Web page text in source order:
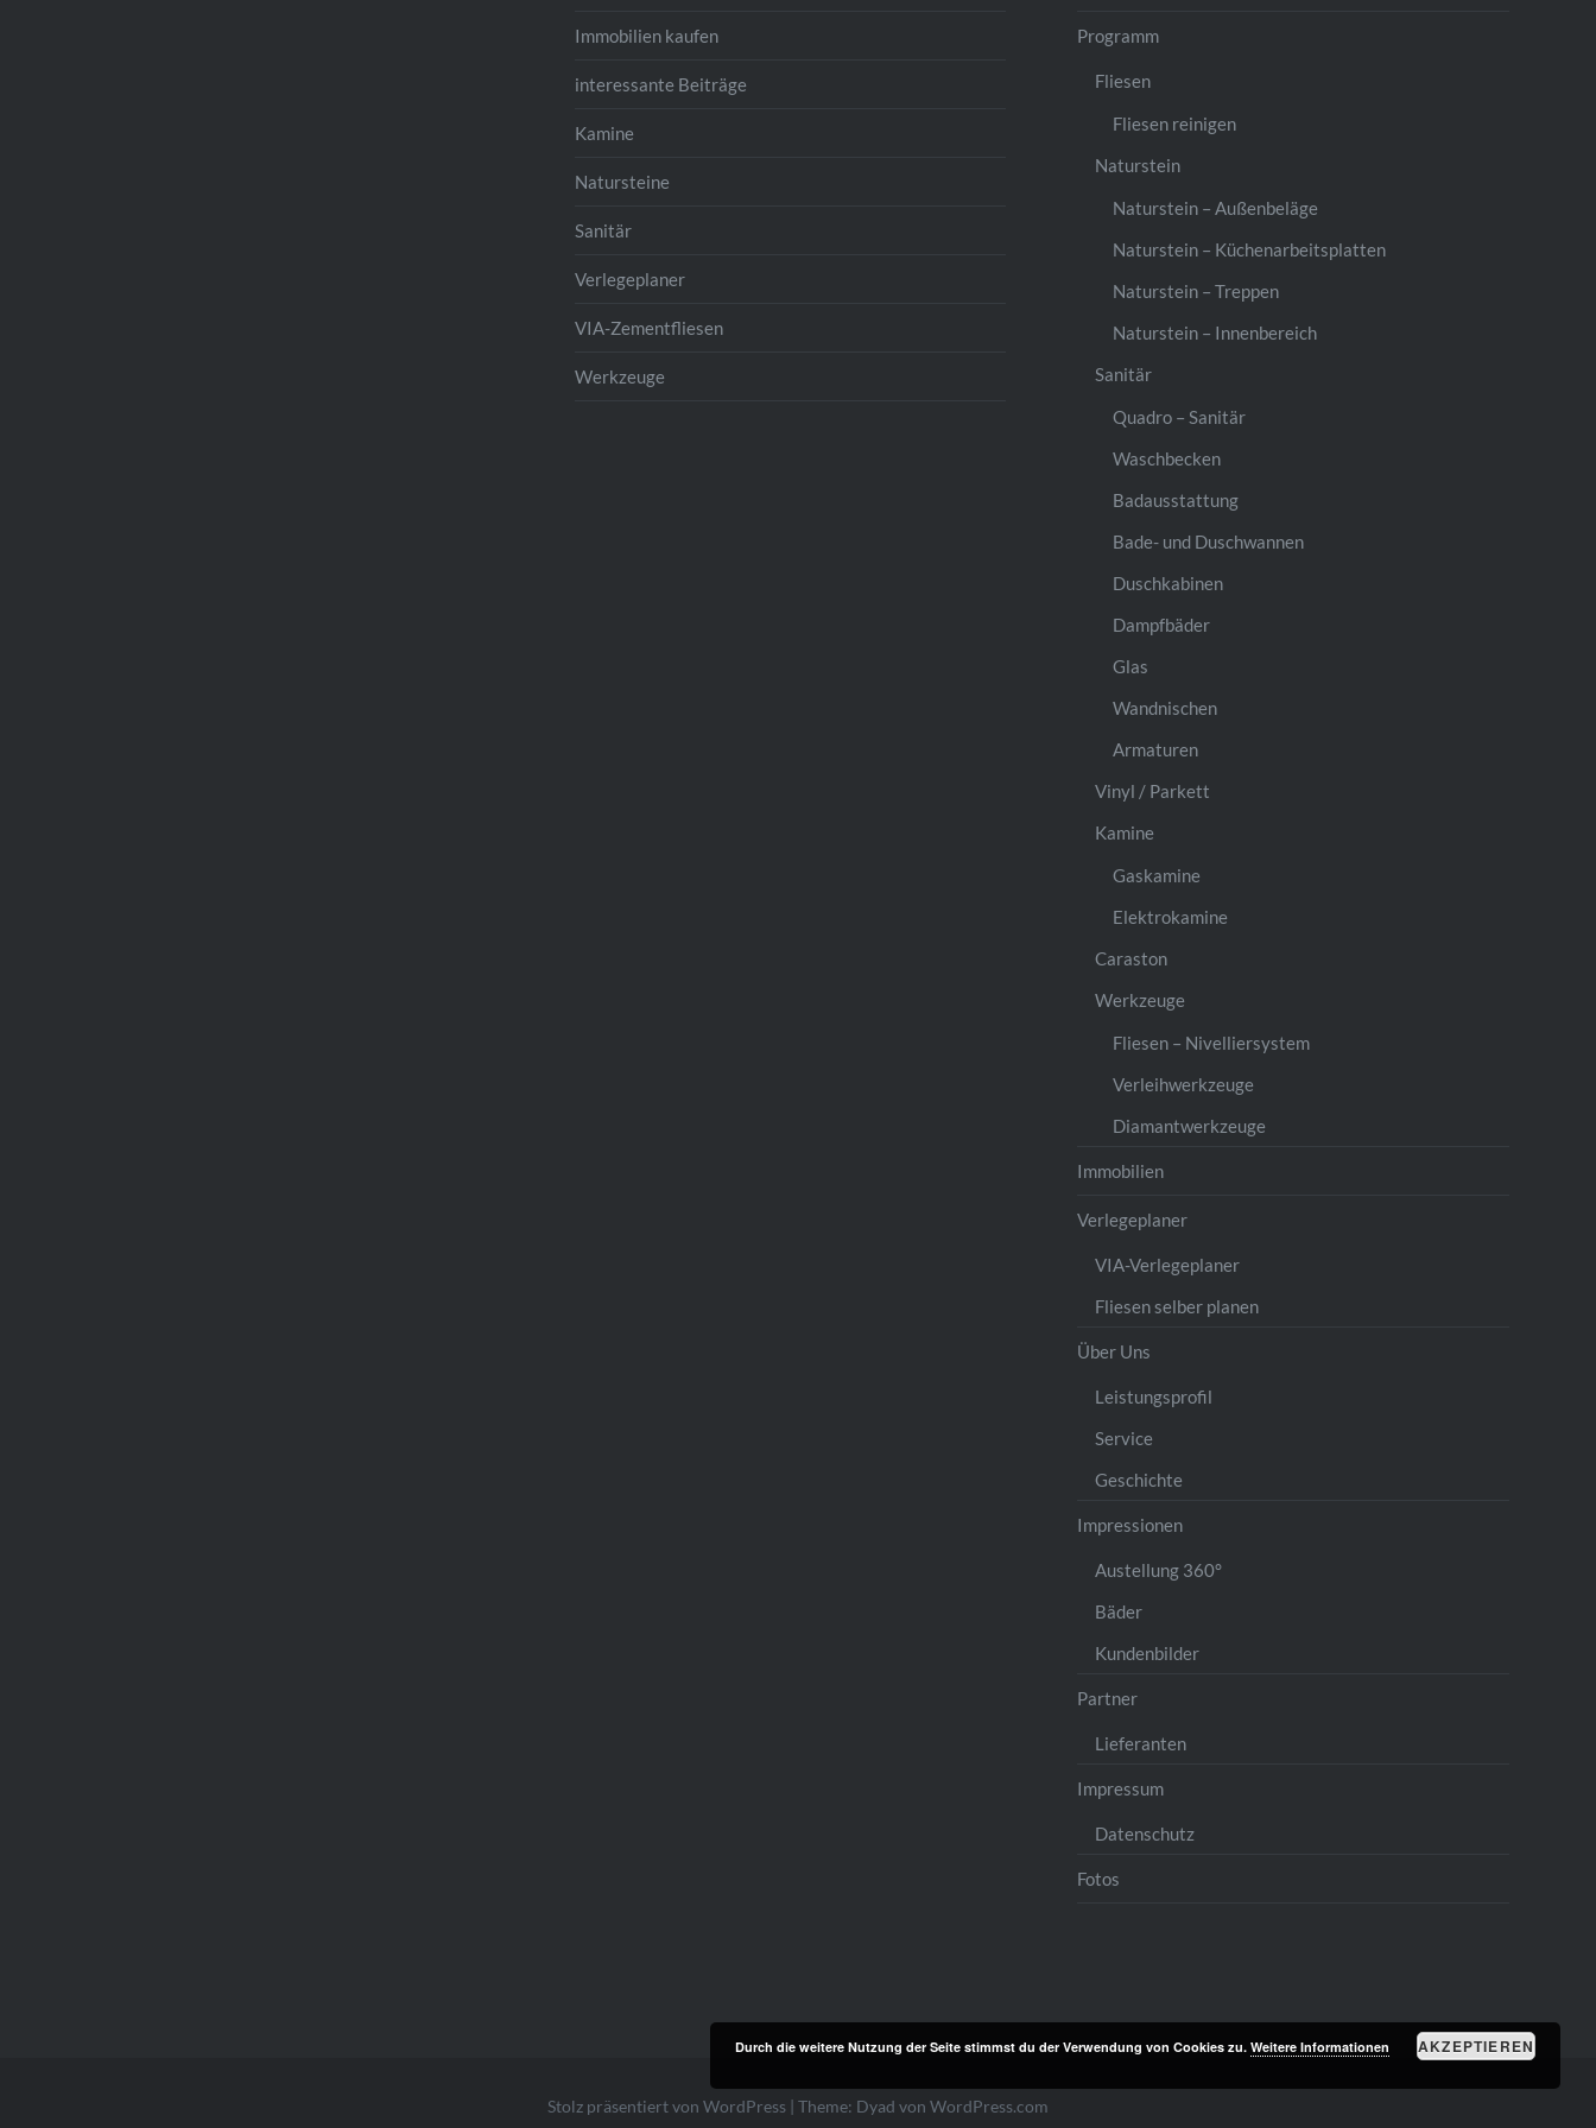
Immobilien kaufen
interessante Beiträge
Kamine
Natursteine
Sanitär
Verlegeplaner
VIA-Zementfliesen
Werkzeuge
Programm
Fliesen
Fliesen reinigen
Naturstein
Naturstein – Außenbeläge
Naturstein – Küchenarbeitsplatten
Naturstein – Treppen
Naturstein – Innenbereich
Sanitär
Quadro – Sanitär
Waschbecken
Badausstattung
Bade- und Duschwannen
Duschkabinen
Dampfbäder
Glas
Wandnischen
Armaturen
Vinyl / Parkett
Kamine
Gaskamine
Elektrokamine
Caraston
Werkzeuge
Fliesen – Nivelliersystem
Verleihwerkzeuge
Diamantwerkzeuge
Immobilien
Verlegeplaner
VIA-Verlegeplaner
Fliesen selber planen
Über Uns
Leistungsprofil
Service
Geschichte
Impressionen
Austellung 360°
Bäder
Kundenbilder
Partner
Lieferanten
Impressum
Datenschutz
Fotos
Stolz präsentiert von WordPress | Theme: Dyad von WordPress.com
Durch die weitere Nutzung der Seite stimmst du der Verwendung von Cookies zu. Weitere Informationen AKZEPTIEREN